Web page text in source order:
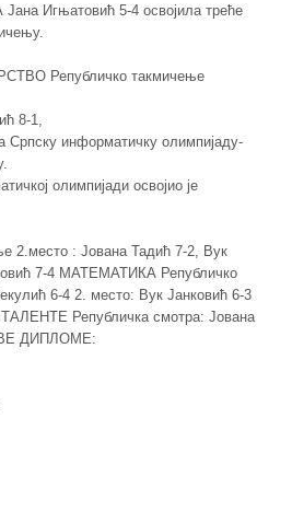
Игњатовић 5-4 освојила треће
Републичко такмичење
8-1,
Српску информатичку олимпијаду-
олимпијади освојио је
2.место : Јована Тадић 7-2, Вук
7-4 МАТЕМАТИКА Републичко
6-4 2. место: Вук Јанковић 6-3
Републичка смотра: Јована
ДИПЛОМЕ: